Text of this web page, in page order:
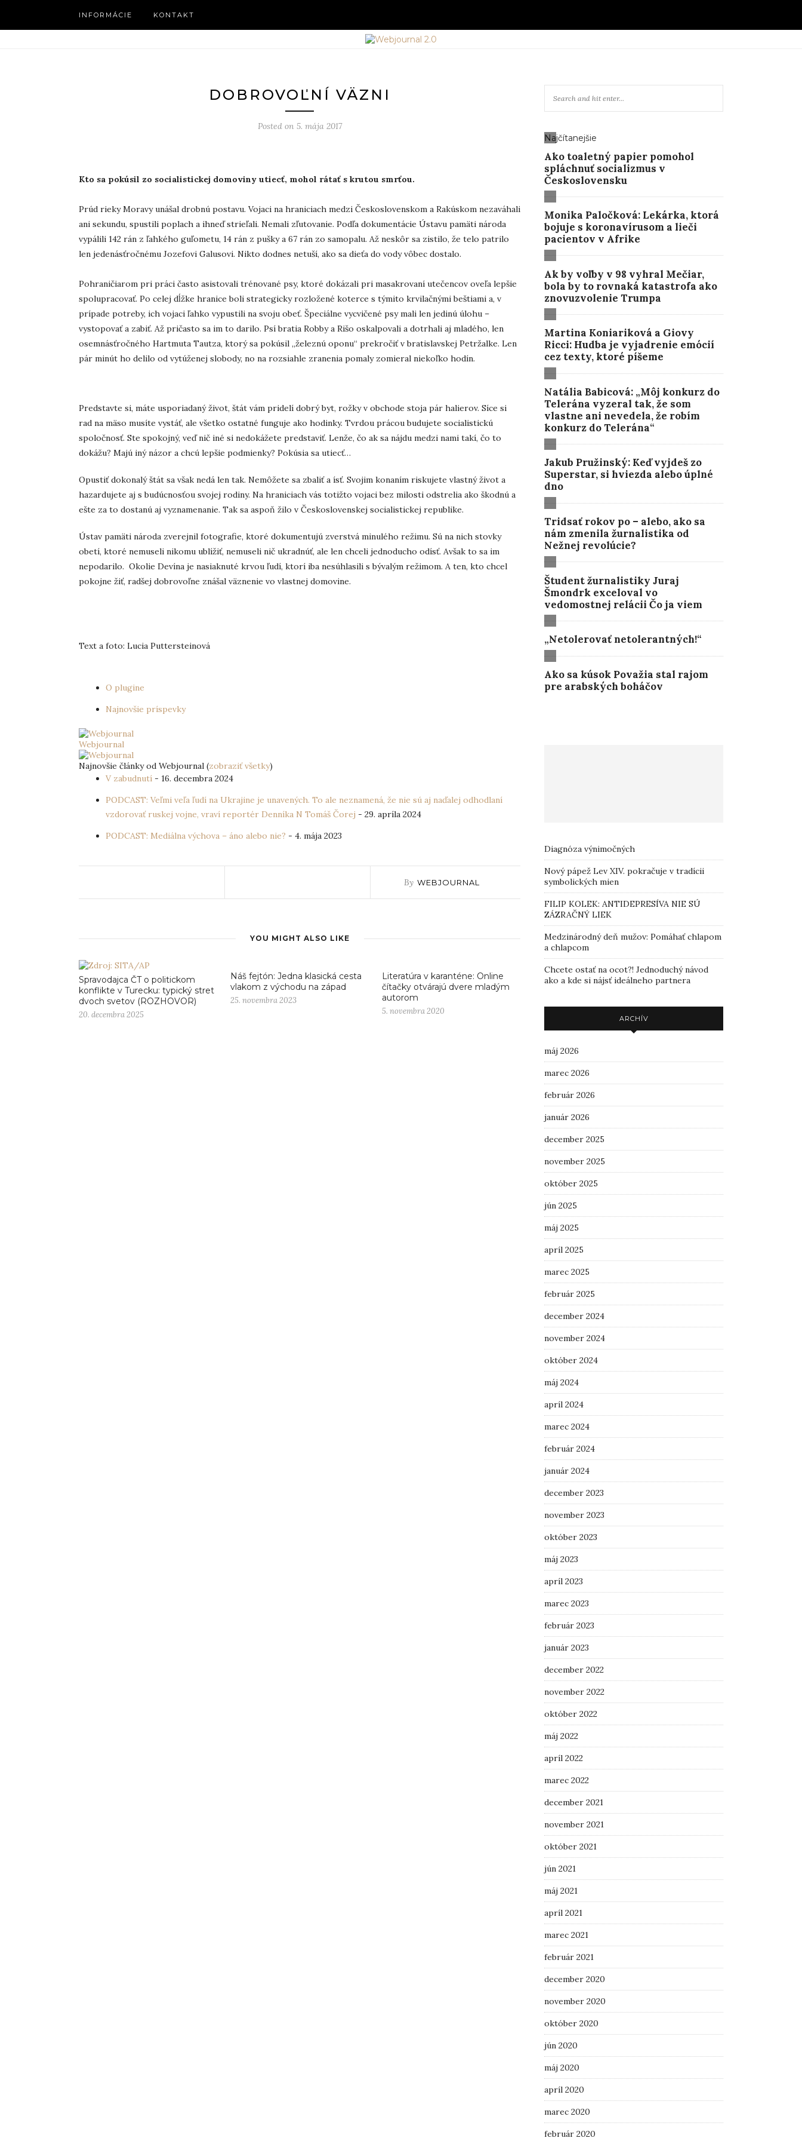
INFORMÁCIE KONTAKT
DOBROVOĽNÍ VÄZNI
Posted on 5. mája 2017
Kto sa pokúsil zo socialistickej domoviny utiecť, mohol rátať s krutou smrťou.
Prúd rieky Moravy unášal drobnú postavu. Vojaci na hraniciach medzi Československom a Rakúskom nezaváhali
ani sekundu, spustili poplach a ihneď strieľali. Nemali zľutovanie. Podľa dokumentácie Ústavu pamäti národa
vypálili 142 rán z ľahkého guľometu, 14 rán z pušky a 67 rán zo samopalu. Až neskôr sa zistilo, že telo patrilo
len jedenásťročnému Jozefovi Galusovi. Nikto dodnes netuší, ako sa dieťa do vody vôbec dostalo.
Pohraničiarom pri práci často asistovali trénované psy, ktoré dokázali pri masakrovaní utečencov oveľa lepšie
spolupracovať. Po celej dĺžke hranice boli strategicky rozložené koterce s týmito krvilačnými beštiami a, v
prípade potreby, ich vojaci ľahko vypustili na svoju obeť. Špeciálne vycvičené psy mali len jedinú úlohu –
vystopovať a zabiť. Až pričasto sa im to darilo. Psí bratia Robby a Rišo oskalpovali a dotrhali aj mladého, len
osemnásťročného Hartmuta Tautza, ktorý sa pokúsil „železnú oponu“ prekročiť v bratislavskej Petržalke. Len
pár minút ho delilo od vytúženej slobody, no na rozsiahle zranenia pomaly zomieral niekoľko hodín.
Predstavte si, máte usporiadaný život, štát vám pridelí dobrý byt, rožky v obchode stoja pár halierov. Síce si
rad na mäso musíte vystáť, ale všetko ostatné funguje ako hodinky. Tvrdou prácou budujete socialistickú
spoločnosť. Ste spokojný, veď nič iné si nedokážete predstaviť. Lenže, čo ak sa nájdu medzi nami takí, čo to
dokážu? Majú iný názor a chcú lepšie podmienky? Pokúsia sa utiecť…
Opustiť dokonalý štát sa však nedá len tak. Nemôžete sa zbaliť a ísť. Svojim konaním riskujete vlastný život a
hazardujete aj s budúcnosťou svojej rodiny. Na hraniciach vás totižto vojaci bez milosti odstrelia ako škodnú a
ešte za to dostanú aj vyznamenanie. Tak sa aspoň žilo v Československej socialistickej republike.
Ústav pamäti národa zverejnil fotografie, ktoré dokumentujú zverstvá minulého režimu. Sú na nich stovky
obetí, ktoré nemuseli nikomu ublížiť, nemuseli nič ukradnúť, ale len chceli jednoducho odísť. Avšak to sa im
nepodarilo. Okolie Devína je nasiaknuté krvou ľudí, ktorí iba nesúhlasili s bývalým režimom. A ten, kto chcel
pokojne žiť, radšej dobrovoľne znášal väznenie vo vlastnej domovine.
Text a foto: Lucia Puttersteinová
O plugine
Najnovšie príspevky
Webjournal
Najnovšie články od Webjournal (zobraziť všetky)
V zabudnutí - 16. decembra 2024
PODCAST: Veľmi veľa ľudí na Ukrajine je unavených. To ale neznamená, že nie sú aj naďalej odhodlaní
vzdorovať ruskej vojne, vraví reportér Denníka N Tomáš Čorej - 29. apríla 2024
PODCAST: Mediálna výchova – áno alebo nie? - 4. mája 2023
By WEBJOURNAL
YOU MIGHT ALSO LIKE
Spravodajca ČT o politickom
konflikte v Turecku: typický stret
dvoch svetov (ROZHOVOR)
20. decembra 2025
Náš fejtón: Jedna klasická cesta
vlakom z východu na západ
25. novembra 2023
Literatúra v karanténe: Online
čítačky otvárajú dvere mladým
autorom
5. novembra 2020
Najčítanejšie
Ako toaletný papier pomohol
spláchnuť socializmus v
Československu
Monika Paločková: Lekárka, ktorá
bojuje s koronavírusom a lieči
pacientov v Afrike
Ak by voľby v 98 vyhral Mečiar,
bola by to rovnaká katastrofa ako
znovuzvolenie Trumpa
Martina Koniariková a Giovy
Ricci: Hudba je vyjadrenie emócií
cez texty, ktoré píšeme
Natália Babicová: „Môj konkurz do
Telerána vyzeral tak, že som
vlastne ani nevedela, že robím
konkurz do Telerána“
Jakub Pružinský: Keď vyjdeš zo
Superstar, si hviezda alebo úplné
dno
Tridsať rokov po – alebo, ako sa
nám zmenila žurnalistika od
Nežnej revolúcie?
Študent žurnalistiky Juraj
Šmondrk exceloval vo
vedomostnej relácii Čo ja viem
„Netolerovať netolerantných!“
Ako sa kúsok Považia stal rajom
pre arabských boháčov
Diagnóza výnimočných
Nový pápež Lev XIV. pokračuje v tradícii
symbolických mien
FILIP KOLEK: ANTIDEPRESÍVA NIE SÚ
ZÁZRAČNÝ LIEK
Medzinárodný deň mužov: Pomáhať chlapom
a chlapcom
Chcete ostať na ocot?! Jednoduchý návod
ako a kde si nájsť ideálneho partnera
ARCHÍV
máj 2026
marec 2026
február 2026
január 2026
december 2025
november 2025
október 2025
jún 2025
máj 2025
apríl 2025
marec 2025
február 2025
december 2024
november 2024
október 2024
máj 2024
apríl 2024
marec 2024
február 2024
január 2024
december 2023
november 2023
október 2023
máj 2023
apríl 2023
marec 2023
február 2023
január 2023
december 2022
november 2022
október 2022
máj 2022
apríl 2022
marec 2022
december 2021
november 2021
október 2021
jún 2021
máj 2021
apríl 2021
marec 2021
február 2021
december 2020
november 2020
október 2020
jún 2020
máj 2020
apríl 2020
marec 2020
február 2020